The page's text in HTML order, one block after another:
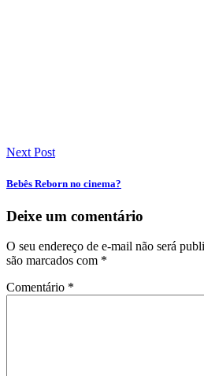
Next Post
Bebês Reborn no cinema?
Deixe um comentário
O seu endereço de e-mail não será
são marcados com *
Comentário *